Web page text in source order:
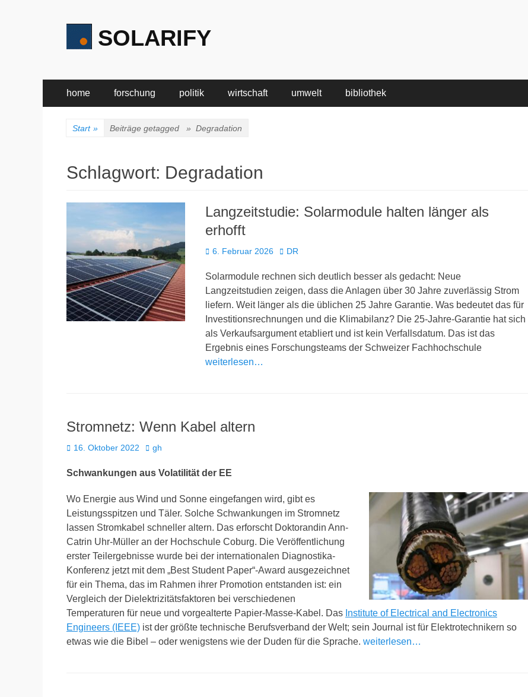
SOLARIFY
Primäres
Menü
home forschung politik wirtschaft umwelt bibliothek
Start » Beiträge getagged » Degradation
Schlagwort: Degradation
Langzeitstudie: Solarmodule halten länger als
erhofft
Veröffentlicht
6. Februar 2026 Autor
DR
Solarmodule rechnen sich deutlich besser als gedacht: Neue
Langzeitstudien zeigen, dass die Anlagen über 30 Jahre zuverlässig Strom
liefern. Weit länger als die üblichen 25 Jahre Garantie. Was bedeutet das für
Investitionsrechnungen und die Klimabilanz? Die 25-Jahre-Garantie hat sich
als Verkaufsargument etabliert und ist kein Verfallsdatum. Das ist das
Ergebnis eines Forschungsteams der Schweizer Fachhochschule
weiterlesen…
Stromnetz: Wenn Kabel altern
Veröffentlicht
16. Oktober 2022 Autor
gh
Schwankungen aus Volatilität der EE
Wo Energie aus Wind und Sonne eingefangen wird, gibt es
Leistungsspitzen und Täler. Solche Schwankungen im Stromnetz
lassen Stromkabel schneller altern. Das erforscht Doktorandin Ann-
Catrin Uhr-Müller an der Hochschule Coburg. Die Veröffentlichung
erster Teilergebnisse wurde bei der internationalen Diagnostika-
Konferenz jetzt mit dem „Best Student Paper“-Award ausgezeichnet
für ein Thema, das im Rahmen ihrer Promotion entstanden ist: ein
Vergleich der Dielektrizitätsfaktoren bei verschiedenen
Temperaturen für neue und vorgealterte Papier-Masse-Kabel. Das Institute of Electrical and Electronics
Engineers (IEEE) ist der größte technische Berufsverband der Welt; sein Journal ist für Elektrotechnikern so
etwas wie die Bibel – oder wenigstens wie der Duden für die Sprache. weiterlesen…